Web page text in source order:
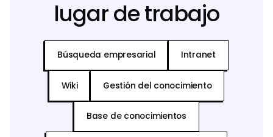
lugar de trabajo
Búsqueda empresarial Intranet
Wiki Gestión del conocimiento
Base de conocimientos